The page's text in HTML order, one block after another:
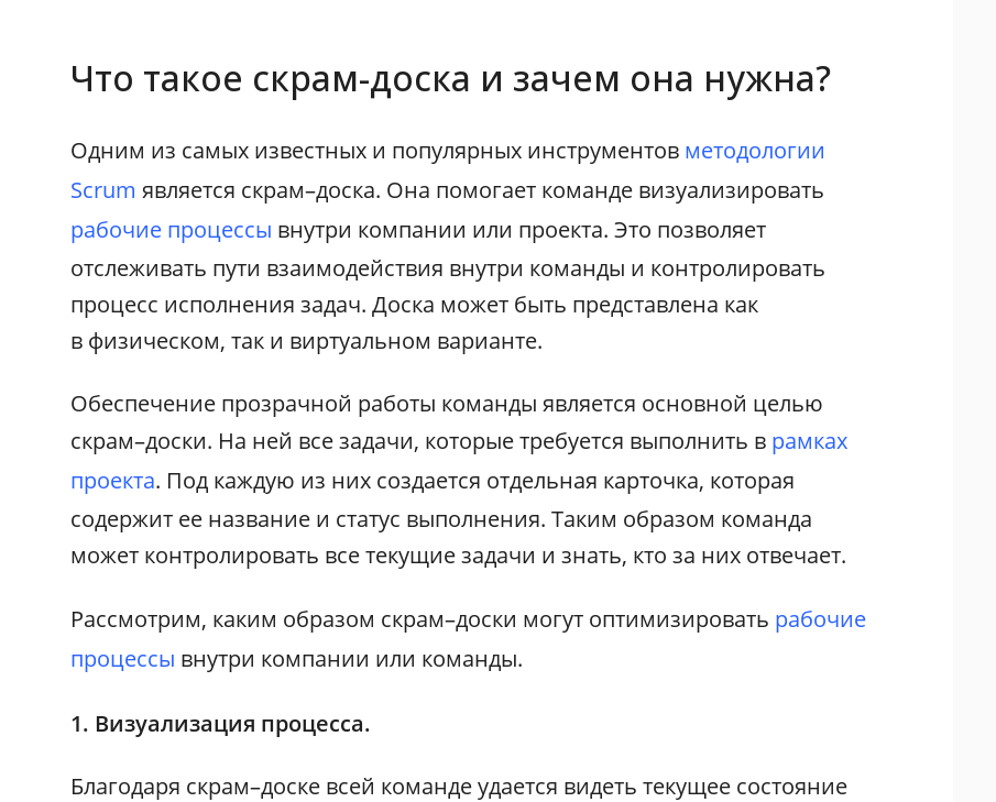
Что такое скрам-доска и зачем она нужна?
Одним из самых известных и популярных инструментов методологии
Scrum является скрам–доска. Она помогает команде визуализировать
рабочие процессы внутри компании или проекта. Это позволяет
отслеживать пути взаимодействия внутри команды и контролировать
процесс исполнения задач. Доска может быть представлена как
в физическом, так и виртуальном варианте.
Обеспечение прозрачной работы команды является основной целью
скрам–доски. На ней все задачи, которые требуется выполнить в рамках
проекта. Под каждую из них создается отдельная карточка, которая
содержит ее название и статус выполнения. Таким образом команда
может контролировать все текущие задачи и знать, кто за них отвечает.
Рассмотрим, каким образом скрам–доски могут оптимизировать рабочие
процессы внутри компании или команды.
1. Визуализация процесса.
Благодаря скрам–доске всей команде удается видеть текущее состояние